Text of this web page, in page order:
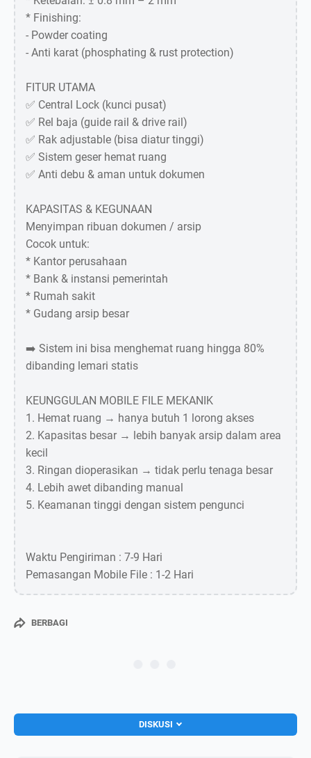
* Finishing:
- Powder coating
- Anti karat (phosphating & rust protection)
FITUR UTAMA
✅ Central Lock (kunci pusat)
✅ Rel baja (guide rail & drive rail)
✅ Rak adjustable (bisa diatur tinggi)
✅ Sistem geser hemat ruang
✅ Anti debu & aman untuk dokumen
KAPASITAS & KEGUNAAN
Menyimpan ribuan dokumen / arsip
Cocok untuk:
* Kantor perusahaan
* Bank & instansi pemerintah
* Rumah sakit
* Gudang arsip besar
➡️ Sistem ini bisa menghemat ruang hingga 80%
dibanding lemari statis
KEUNGGULAN MOBILE FILE MEKANIK
1. Hemat ruang → hanya butuh 1 lorong akses
2. Kapasitas besar → lebih banyak arsip dalam area
kecil
3. Ringan dioperasikan → tidak perlu tenaga besar
4. Lebih awet dibanding manual
5. Keamanan tinggi dengan sistem pengunci
Waktu Pengiriman : 7-9 Hari
Pemasangan Mobile File : 1-2 Hari
BERBAGI
DISKUSI